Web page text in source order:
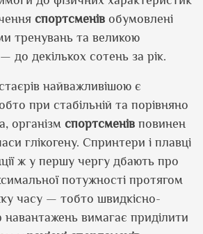
спортсменів обумовлені
тренувань та великою
— до декількох сотень за рік.
найважливішою є
при стабільній та порівняно
організм спортсменів повинен
глікогену. Спринтери і плавці
ж у першу чергу дбають про
потужності протягом
часу — тобто швидкісно-
вимагає приділити